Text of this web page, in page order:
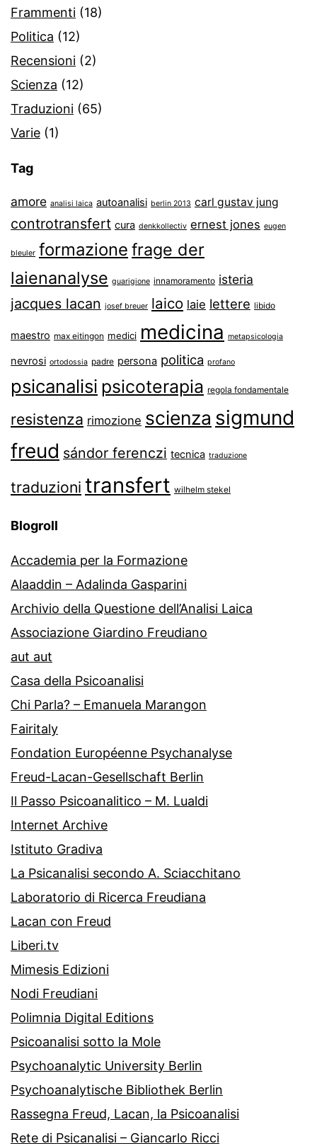
Frammenti (18)
Politica (12)
Recensioni (2)
Scienza (12)
Traduzioni (65)
Varie (1)
Tag
amore analisi laica autoanalisi berlin 2013 carl gustav jung
controtransfert cura denkkollectiv ernest jones eugen
bleuler formazione frage der
laienanalyse guarigione innamoramento isteria
jacques lacan josef breuer laico laie lettere libido
maestro max eitingon medici medicina metapsicologia
nevrosi ortodossia padre persona politica profano
psicanalisi psicoterapia regola fondamentale
resistenza rimozione scienza sigmund
freud sándor ferenczi tecnica traduzione
traduzioni transfert wilhelm stekel
Blogroll
Accademia per la Formazione
Alaaddin – Adalinda Gasparini
Archivio della Questione dell’Analisi Laica
Associazione Giardino Freudiano
aut aut
Casa della Psicoanalisi
Chi Parla? – Emanuela Marangon
Fairitaly
Fondation Européenne Psychanalyse
Freud-Lacan-Gesellschaft Berlin
Il Passo Psicoanalitico – M. Lualdi
Internet Archive
Istituto Gradiva
La Psicanalisi secondo A. Sciacchitano
Laboratorio di Ricerca Freudiana
Lacan con Freud
Liberi.tv
Mimesis Edizioni
Nodi Freudiani
Polimnia Digital Editions
Psicoanalisi sotto la Mole
Psychoanalytic University Berlin
Psychoanalytische Bibliothek Berlin
Rassegna Freud, Lacan, la Psicoanalisi
Rete di Psicanalisi – Giancarlo Ricci